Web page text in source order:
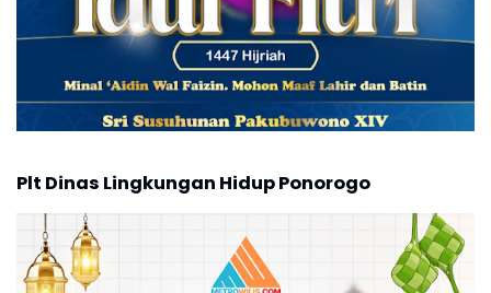
Plt Dinas Lingkungan Hidup Ponorogo